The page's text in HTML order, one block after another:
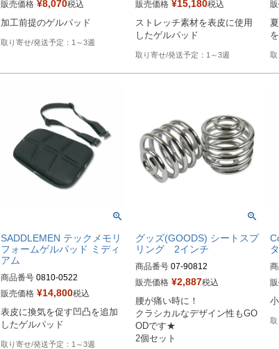
販売価格 ¥8,070税込
加工前提のゲルパッド
1～3週
販売価格 ¥15,180税込
ストレッチ素材を表皮に使用
したゲルパッド
1～3週
SADDLEMEN テックメモリ
フォームゲルパッド ミディ
アム
商品番号 0810-0522
販売価格 ¥14,800税込
表皮に換気を促す凹凸を追加
したゲルパッド
1～3週
グッズ(GOODS) シートスプ
リング 2インチ
商品番号 07-90812
販売価格 ¥2,887税込
腰が痛い時に！
クラシカルなデザイン性もGO
ODです★
2個セット